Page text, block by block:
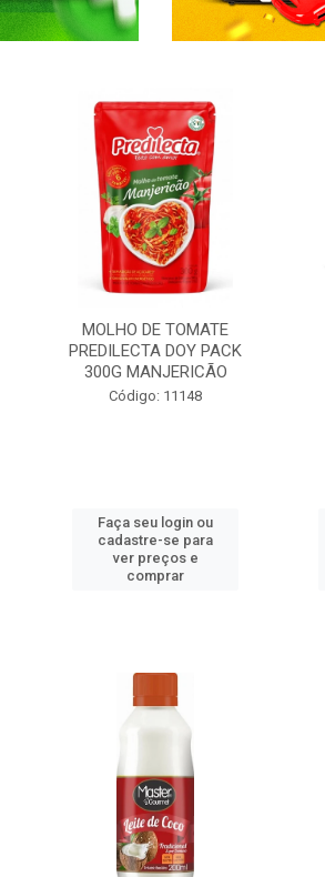
MOLHO DE TOMATE
PREDILECTA DOY PACK
300G MANJERICÃO
Código: 11148
Faça seu login ou
cadastre-se para
ver preços e
comprar